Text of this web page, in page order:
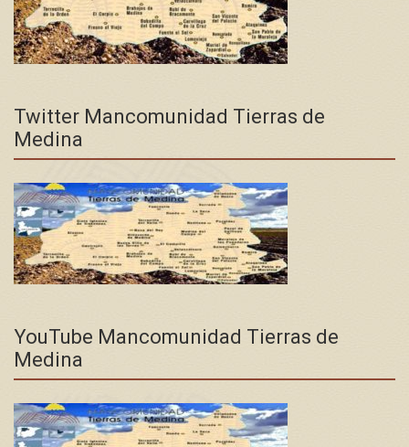
Twitter Mancomunidad Tierras de
Medina
YouTube Mancomunidad Tierras de
Medina